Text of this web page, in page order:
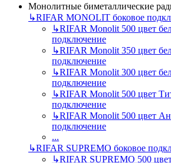
Монолитные биметаллические
↳RIFAR MONOLIT боковое
↳RIFAR Monolit 500 цвет
подключение
↳RIFAR Monolit 350 цвет
подключение
↳RIFAR Monolit 300 цвет
подключение
↳RIFAR Monolit 500 цвет
подключение
↳RIFAR Monolit 500 цвет
подключение
...
↳RIFAR SUPREMO боковое
↳RIFAR SUPREMO 500